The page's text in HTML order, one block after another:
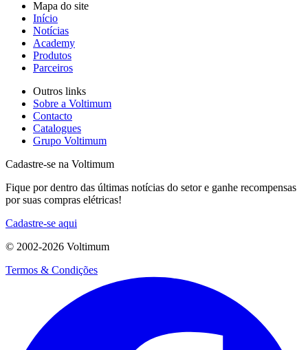
Mapa do site
Início
Notícias
Academy
Produtos
Parceiros
Outros links
Sobre a Voltimum
Contacto
Catalogues
Grupo Voltimum
Cadastre-se na Voltimum
Fique por dentro das últimas notícias do setor e ganhe recompensas
por suas compras elétricas!
Cadastre-se aqui
© 2002-2026 Voltimum
Termos & Condições